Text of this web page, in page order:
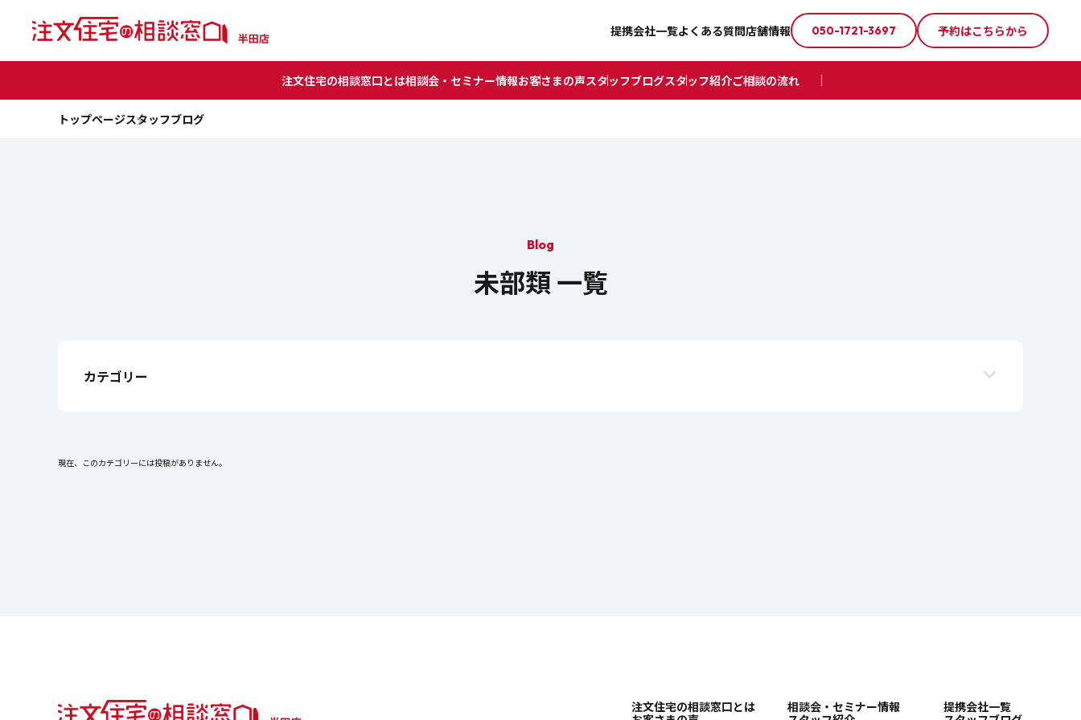
提携会社一覧よくある質問店舗情報 050-1721-3697 予約はこちらから
注文住宅の相談窓口とは相談会・セミナー情報お客さまの声スタッフブログスタッフ紹介ご相談の流れ
トップページスタッフブログ
Blog
未部類 一覧
カテゴリー
現在、このカテゴリーには投稿がありません。
注文住宅の相談窓口とは 相談会・セミナー情報
提携会社一覧